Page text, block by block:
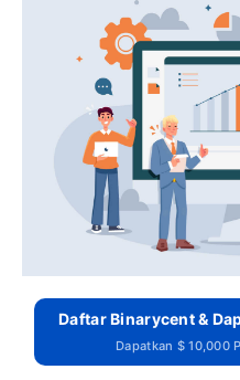
Daftar Binarycent &
Dapatkan $ 10,000